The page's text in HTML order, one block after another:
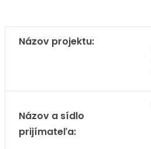
Názov projektu:
Názov a sídlo
prijímateľa: